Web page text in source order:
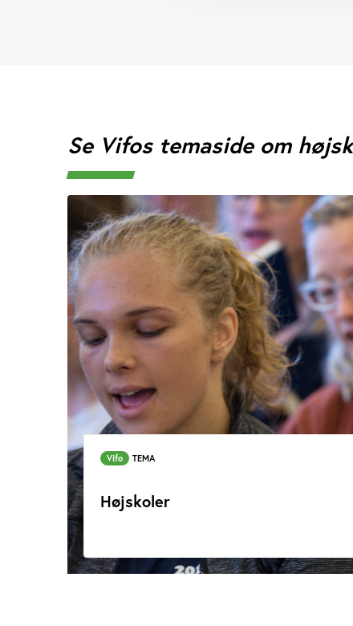
Se Vifos temaside om
Vifo TEMA
Højskoler